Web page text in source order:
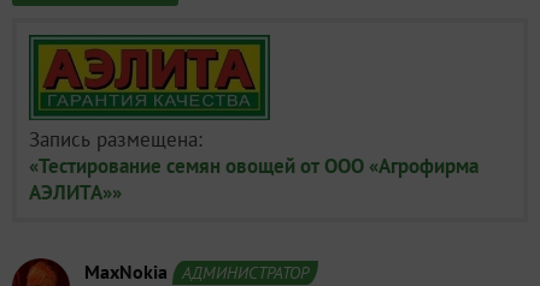
Запись размещена:
«Тестирование семян овощей от ООО «Агрофирма
АЭЛИТА»»
MaxNokia АДМИНИСТРАТОР